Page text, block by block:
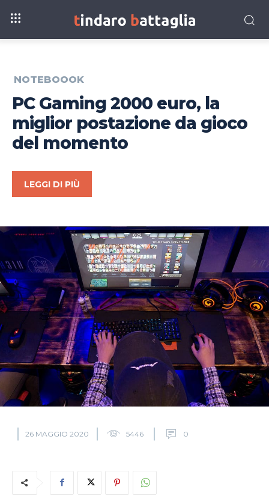
NOTEBOOOK
PC Gaming 2000 euro, la
miglior postazione da gioco
del momento
LEGGI DI PIÙ
26 MAGGIO 2020 5446 0